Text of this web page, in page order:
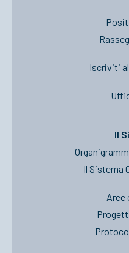
Iscriviti
Il
Il Sistema
Aree